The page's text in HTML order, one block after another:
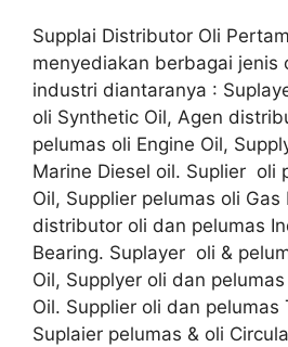
Supplai Distributor Oli
menyediakan berbagai jenis
industri diantaranya :
oli Synthetic Oil, Agen
pelumas oli Engine Oil,
Marine Diesel oil. Suplier oli
Oil, Supplier pelumas oli Gas
distributor oli dan pelumas
Bearing. Suplayer oli &
Oil, Supplyer oli dan
Oil. Supplier oli dan pelumas
Suplaier pelumas & oli